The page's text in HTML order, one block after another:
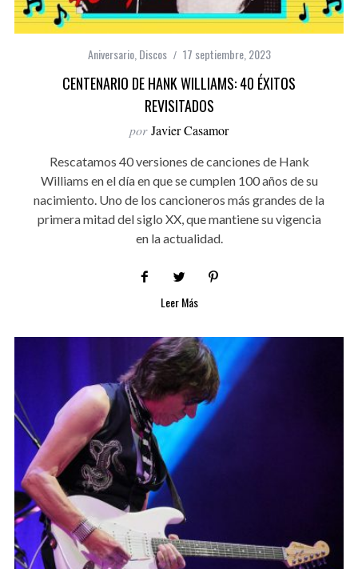
Aniversario, Discos 17 septiembre, 2023
CENTENARIO DE HANK WILLIAMS: 40 ÉXITOS
REVISITADOS
por Javier Casamor
Rescatamos 40 versiones de canciones de Hank
Williams en el día en que se cumplen 100 años de su
nacimiento. Uno de los cancioneros más grandes de la
primera mitad del siglo XX, que mantiene su vigencia
en la actualidad.
Leer Más